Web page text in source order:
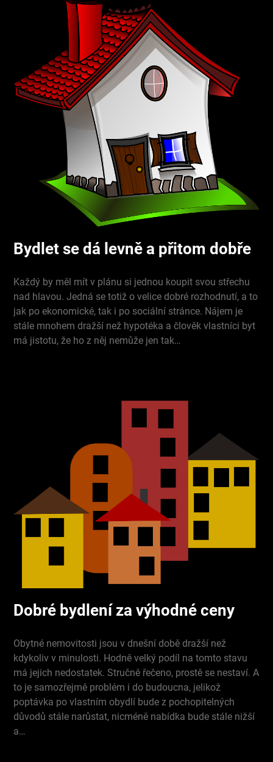
Bydlet se dá levně a přitom dobře
Každý by měl mít v plánu si jednou koupit svou střechu
nad hlavou. Jedná se totiž o velice dobré rozhodnutí, a to
jak po ekonomické, tak i po sociální stránce. Nájem je
stále mnohem dražší než hypotéka a člověk vlastníci byt
má jistotu, že ho z něj nemůže jen tak…
Dobré bydlení za výhodné ceny
Obytné nemovitosti jsou v dnešní době dražší než
kdykoliv v minulosti. Hodně velký podíl na tomto stavu
má jejich nedostatek. Stručně řečeno, prostě se nestaví. A
to je samozřejmě problém i do budoucna, jelikož
poptávka po vlastním obydlí bude z pochopitelných
důvodů stále narůstat, nicméně nabídka bude stále nižší
a…